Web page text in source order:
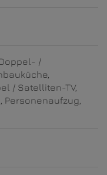
/
/ Satelliten-TV
Personenaufzug